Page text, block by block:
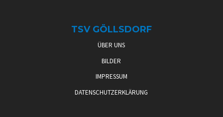
TSV GÖLLSDORF
ÜBER UNS
BILDER
IMPRESSUM
DATENSCHUTZERKLÄRUNG